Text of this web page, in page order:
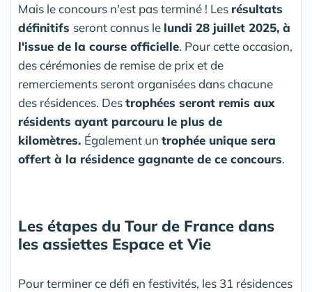
Mais le concours n'est pas terminé ! Les résultats
définitifs seront connus le lundi 28 juillet 2025, à
l'issue de la course officielle. Pour cette occasion,
des cérémonies de remise de prix et de
remerciements seront organisées dans chacune
des résidences. Destrophées seront remis aux
résidents ayant parcouru le plus de
kilomètres. Également un trophée unique sera
offert à la résidence gagnante de ce concours.
Les étapes du Tour de France dans
les assiettes Espace et Vie
Pour terminer ce défi en festivités, les 31 résidences